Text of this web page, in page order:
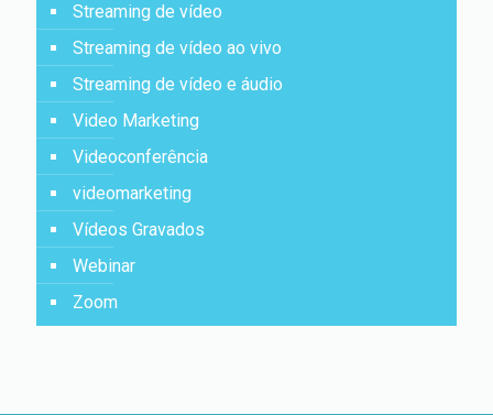
Streaming de vídeo
Streaming de vídeo ao vivo
Streaming de vídeo e áudio
Video Marketing
Videoconferência
videomarketing
Vídeos Gravados
Webinar
Zoom